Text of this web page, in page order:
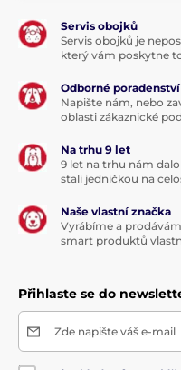
Servis obojků
Servis obojků je
který vám poskytne
Odborné poradenství
Napište nám, nebo
oblasti zákaznické
Na trhu 9 let
9 let na trhu nám
stali jedničkou na
Naše vlastní značka
Vyrábíme a
smart produktů
Přihlaste se do
Zde napište váš e-mail